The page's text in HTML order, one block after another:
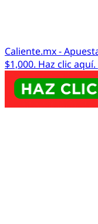
Caliente.mx -
$1,000. Haz clic